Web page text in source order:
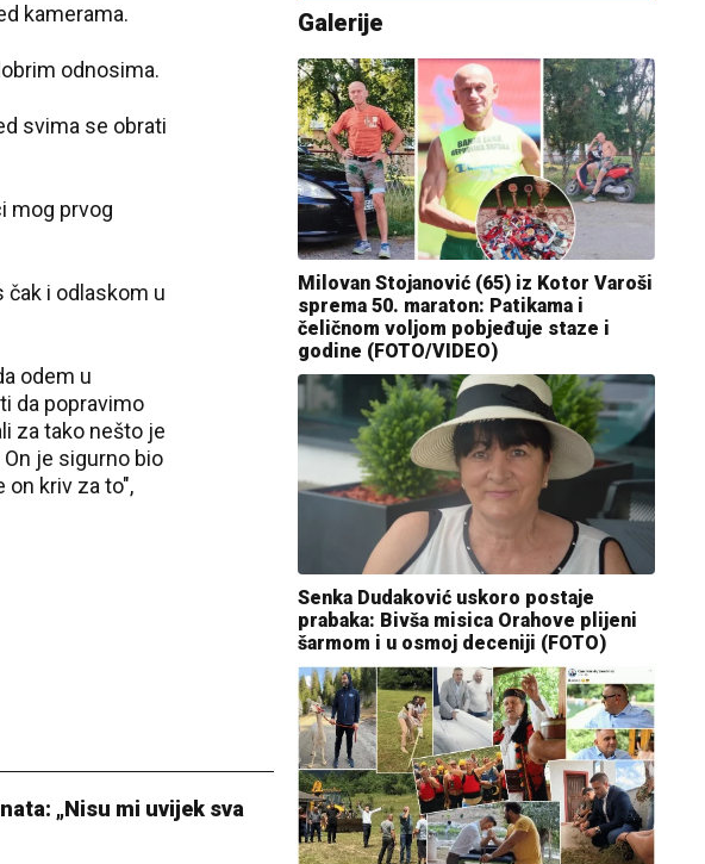
kamerama.
odnosima.
svima se obrati
mog prvog
i odlaskom u
odem u
da popravimo
za tako nešto je
je sigurno bio
on kriv za to",
„Nisu mi uvijek sva
Galerije
Milovan Stojanović (65) iz Kotor Varoši
sprema 50. maraton: Patikama i
čeličnom voljom pobjeđuje staze i
godine (FOTO/VIDEO)
Senka Dudaković uskoro postaje
prabaka: Bivša misica Orahove plijeni
šarmom i u osmoj deceniji (FOTO)